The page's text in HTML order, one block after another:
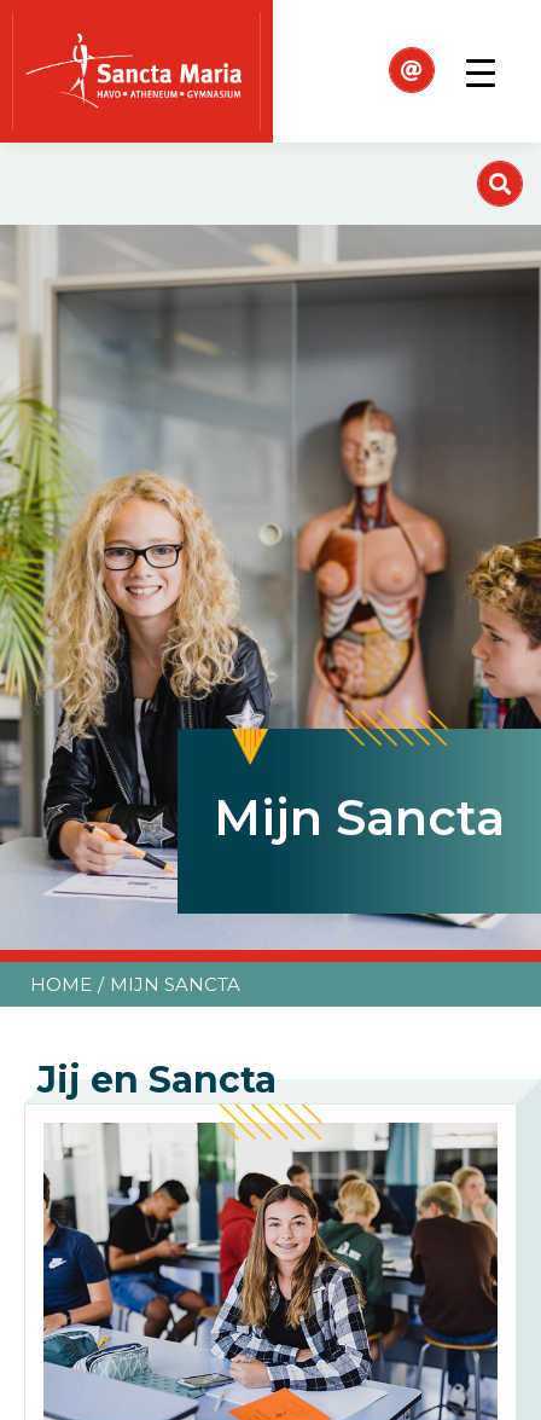
Mijn Sancta
Mijn Sancta
Mijn Sancta
HOME MIJN SANCTA
Jij en Sancta